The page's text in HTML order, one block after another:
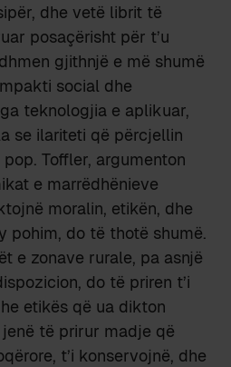
dhe vetë librit të
posaçërisht për t’u
gjithnjë e më shumë
social dhe
teknologjia e aplikuar,
se ilariteti që përcjellin
Toffler, argumenton
e marrëdhënieve
moralin, etikën, dhe
pohim, do të thotë shumë.
e zonave rurale, pa asnjë
do të priren t’i
etikës që ua dikton
të prirur madje që
t’i konservojnë, dhe